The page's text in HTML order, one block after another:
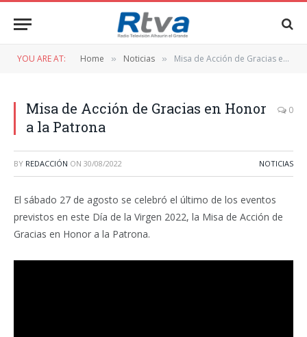
YOU ARE AT: Home » Noticias » Misa de Acción de Gracias en Honor a la Patrona
Misa de Acción de Gracias en Honor
a la Patrona
0
BY REDACCIÓN ON 30/08/2022 NOTICIAS
El sábado 27 de agosto se celebró el último de los eventos
previstos en este Día de la Virgen 2022, la Misa de Acción de
Gracias en Honor a la Patrona.